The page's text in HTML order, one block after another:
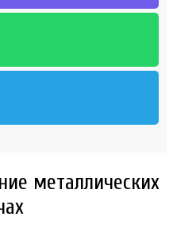
металлических